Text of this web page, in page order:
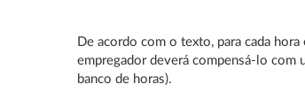
De acordo com o texto, para cada
empregador deverá compensá-lo com
banco de horas).